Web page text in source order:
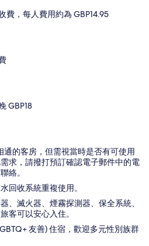
費，每人費用約為 GBP14.95
GBP18
通的客房，但需視當時是否有可使用
求，請撥打預訂確認電子郵件中的電
絡。
回收系統重複使用。
、滅火器、煙霧探測器、保全系統、
客可以安心入住。
友善) 住宿，歡迎多元性別族群